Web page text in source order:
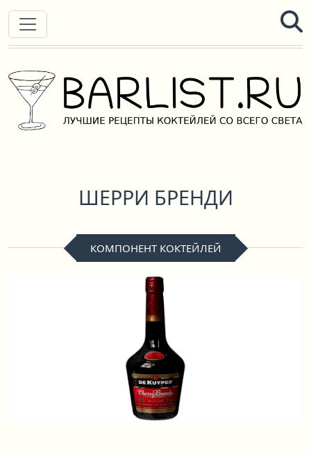
ШЕРРИ БРЕНДИ
КОМПОНЕНТ КОКТЕЙЛЕЙ